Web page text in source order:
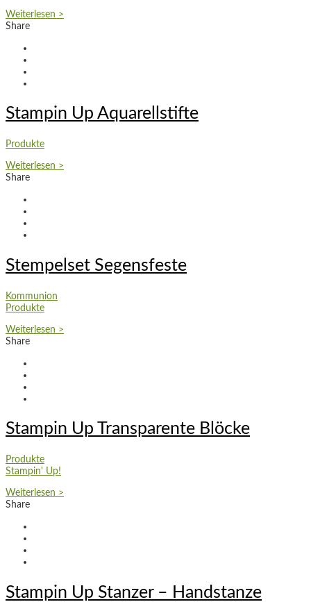
Weiterlesen >
Share
Stampin Up Aquarellstifte
Produkte
Weiterlesen >
Share
Stempelset Segensfeste
Kommunion
Produkte
Weiterlesen >
Share
Stampin Up Transparente Blöcke
Produkte
Stampin' Up!
Weiterlesen >
Share
Stampin Up Stanzer – Handstanze